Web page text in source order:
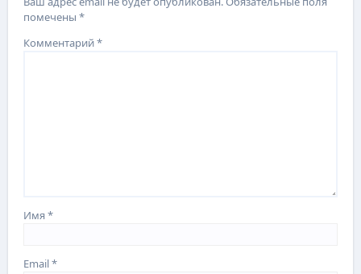
помечены*
Комментарий*
Имя*
Email*